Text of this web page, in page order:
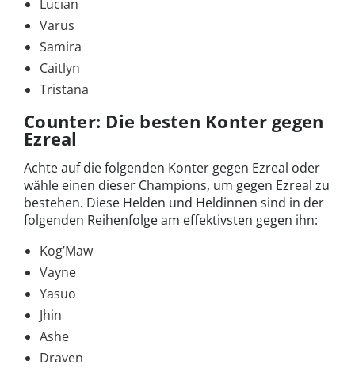
Lucian
Varus
Samira
Caitlyn
Tristana
Counter: Die besten Konter gegen
Ezreal
Achte auf die folgenden Konter gegen Ezreal oder
wähle einen dieser Champions, um gegen Ezreal zu
bestehen. Diese Helden und Heldinnen sind in der
folgenden Reihenfolge am effektivsten gegen ihn:
Kog’Maw
Vayne
Yasuo
Jhin
Ashe
Draven